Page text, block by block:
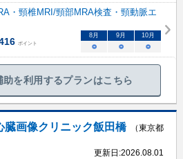
・頸椎MRI/頸部MRA検査・頸動脈エ
ポイント
8 月 9 月 10月
○ ○ ○
を利用するプランはこちら
画像クリニック飯田橋
（東京都
更新日:2026.08.01